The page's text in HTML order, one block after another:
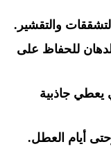
والتقشير.
للحفاظ على
يعطي جاذبية
أيام العطل.